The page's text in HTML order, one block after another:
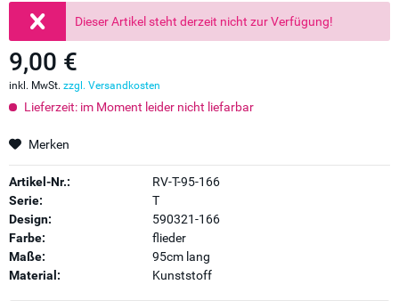
Dieser Artikel steht derzeit nicht zur Verfügung!
9,00 €
inkl. MwSt. zzgl. Versandkosten
Lieferzeit: im Moment leider nicht liefarbar
Merken
Artikel-Nr.:
RV-T-95-166
Serie:
T
Design:
590321-166
Farbe:
flieder
Maße:
95cm lang
Material:
Kunststoff